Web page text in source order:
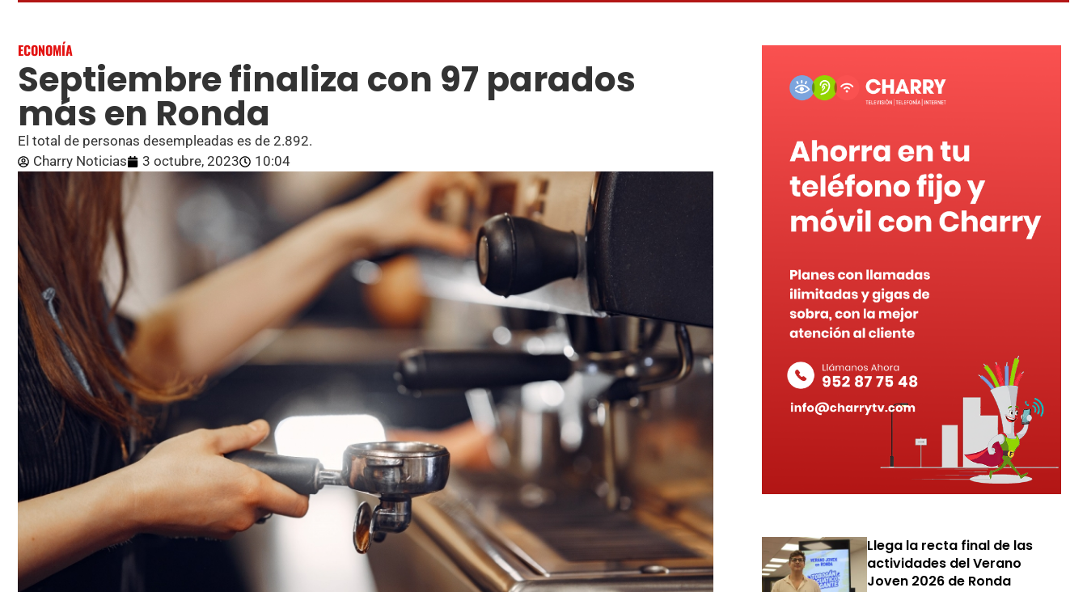
ECONOMÍA
Septiembre finaliza con 97 parados
más en Ronda
El total de personas desempleadas es de 2.892.
Charry Noticias
3 octubre, 2023 10:04
Llega la recta final de las
actividades del Verano
Joven 2026 de Ronda